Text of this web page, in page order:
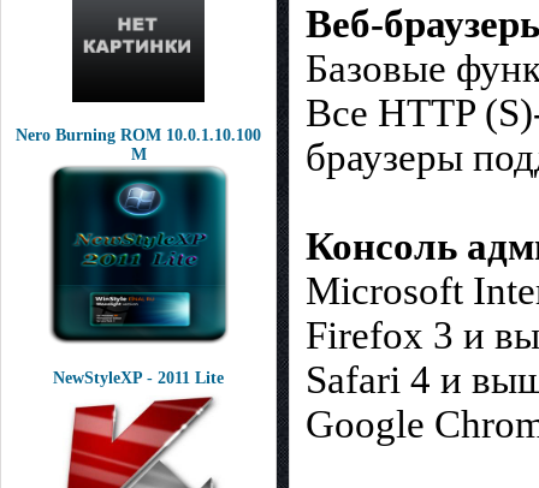
Nero Burning ROM 10.0.1.10.100
M
NewStyleXP - 2011 Lite
Веб-
Базовые
Все HTTP
браузеры
Консоль
Microsoft
Firefox 3 и
Safari 4 и
Google